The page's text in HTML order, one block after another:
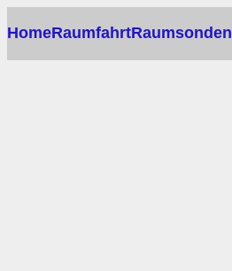
HomeRaumfahrtRaumsonden